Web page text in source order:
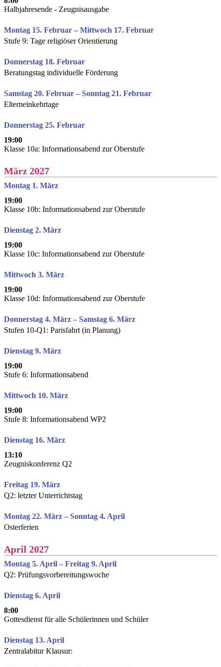
Halbjahresende - Zeugnisausgabe
Montag 15. Februar – Mittwoch 17. Februar
Stufe 9: Tage religiöser Orientierung
Donnerstag 18. Februar
Beratungstag individuelle Förderung
Samstag 20. Februar – Sonntag 21. Februar
Elterneinkehrtage
Donnerstag 25. Februar
19:00
Klasse 10a: Informationsabend zur Oberstufe
März 2027
Montag 1. März
19:00
Klasse 10b: Informationsabend zur Oberstufe
Dienstag 2. März
19:00
Klasse 10c: Informationsabend zur Oberstufe
Mittwoch 3. März
19:00
Klasse 10d: Informationsabend zur Oberstufe
Donnerstag 4. März – Samstag 6. März
Stufen 10-Q1: Parisfahrt (in Planung)
Dienstag 9. März
19:00
Stufe 6: Informationsabend
Mittwoch 10. März
19:00
Stufe 8: Informationsabend WP2
Dienstag 16. März
13:10
Zeugniskonferenz Q2
Freitag 19. März
Q2: letzter Unterrichtstag
Montag 22. März – Sonntag 4. April
Osterferien
April 2027
Montag 5. April – Freitag 9. April
Q2: Prüfungsvorbereitungswoche
Dienstag 6. April
8:00
Gottesdienst für alle Schülerinnen und Schüler
Dienstag 13. April
Zentralabitur Klausur: